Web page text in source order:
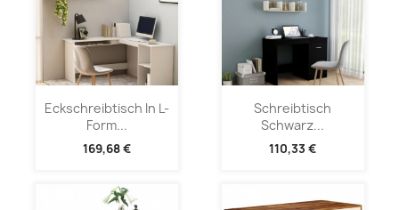
Eckschreibtisch In L-
Form...
169,68 €
Schreibtisch
Schwarz...
110,33 €